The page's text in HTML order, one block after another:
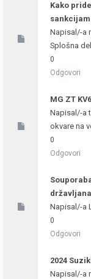
Kako
sankcijam
Napisal/-a
Splošna
0
Odgovori
MG ZT
Napisal/-a
okvare na
0
Odgovori
državljana
Napisal/-a
0
Odgovori
2024
Napisal/-a